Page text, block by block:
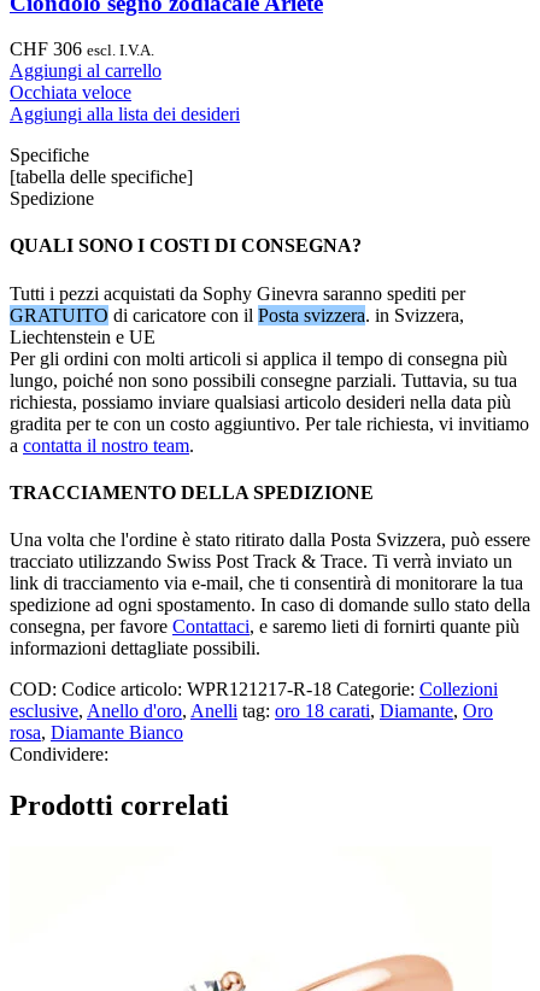
CHF 306 escl. I.V.A.
Aggiungi al carrello
Occhiata veloce
Aggiungi alla lista dei desideri
Specifiche
[tabella delle specifiche]
Spedizione
QUALI SONO I COSTI DI CONSEGNA?
Tutti i pezzi acquistati da Sophy Ginevra saranno spediti per
GRATUITO di caricatore con il Posta svizzera. in Svizzera,
Liechtenstein e UE
Per gli ordini con molti articoli si applica il tempo di consegna più
lungo, poiché non sono possibili consegne parziali. Tuttavia, su tua
richiesta, possiamo inviare qualsiasi articolo desideri nella data più
gradita per te con un costo aggiuntivo. Per tale richiesta, vi invitiamo
a contatta il nostro team.
TRACCIAMENTO DELLA SPEDIZIONE
Una volta che l'ordine è stato ritirato dalla Posta Svizzera, può essere
tracciato utilizzando Swiss Post Track & Trace. Ti verrà inviato un
link di tracciamento via e-mail, che ti consentirà di monitorare la tua
spedizione ad ogni spostamento. In caso di domande sullo stato della
consegna, per favore Contattaci, e saremo lieti di fornirti quante più
informazioni dettagliate possibili.
COD: Codice articolo: WPR121217-R-18 Categorie: Collezioni
esclusive, Anello d'oro, Anelli tag: oro 18 carati, Diamante, Oro
rosa, Diamante Bianco
Condividere:
Prodotti correlati